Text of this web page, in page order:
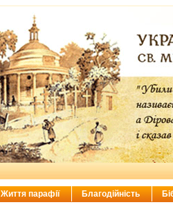
Життя парафії Благодійність